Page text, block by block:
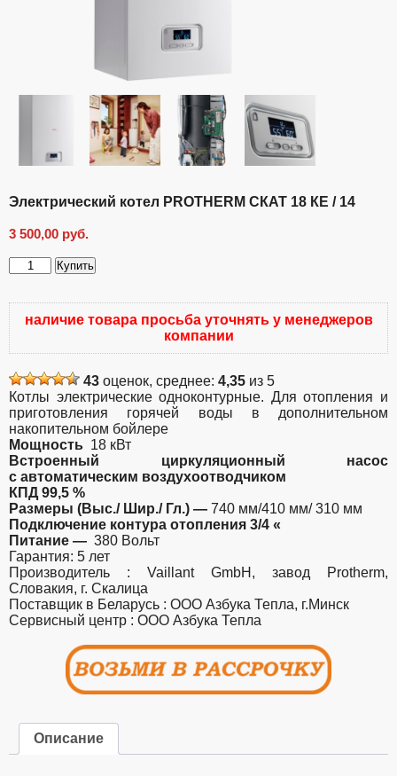
Электрический котел PROTHERM СКАТ 18 КE / 14
3 500,00 руб.
Электрический
котел
PROTHERM
18
КE
/
14
Купить
наличие товара просьба уточнять у менеджеров
компании
43 оценок, среднее: 4,35 из 5
Котлы электрические одноконтурные. Для отопления и
приготовления горячей воды в дополнительном
накопительном бойлере
Мощность 18 кВт
Встроенный циркуляционный насос
с автоматическим воздухоотводчиком
КПД 99,5 %
Размеры (Выс./ Шир./ Гл.) — 740 мм/410 мм/ 310 мм
Подключение контура отопления 3/4 «
Питание — 380 Вольт
Гарантия: 5 лет
Производитель : Vaillant GmbH, завод Protherm,
Словакия, г. Скалица
Поставщик в Беларусь : ООО Азбука Тепла, г.Минск
Сервисный центр : ООО Азбука Тепла
Описание